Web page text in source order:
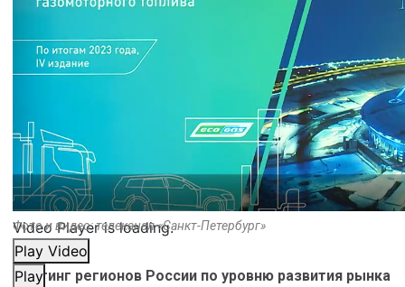
Video Player is loading.
Play Video
Play
Фото и видео: телеканал «Санкт-Петербург»
Рейтинг регионов России по уровню развития рынка